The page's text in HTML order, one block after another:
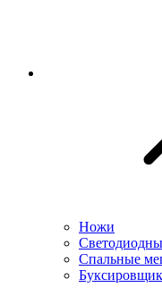
Ножи
Спальные